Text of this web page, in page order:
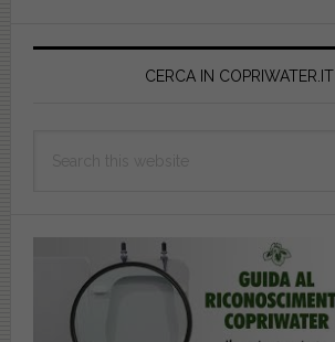
Primary
CERCA IN COPRIWATER.IT